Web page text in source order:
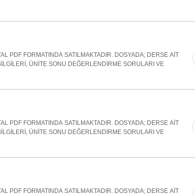
PDF FORMATINDA SATILMAKTADIR. DOSYADA; DERSE AİT
ÜNİTE SONU DEĞERLENDİRME SORULARI VE
PDF FORMATINDA SATILMAKTADIR. DOSYADA; DERSE AİT
ÜNİTE SONU DEĞERLENDİRME SORULARI VE
PDF FORMATINDA SATILMAKTADIR. DOSYADA; DERSE AİT